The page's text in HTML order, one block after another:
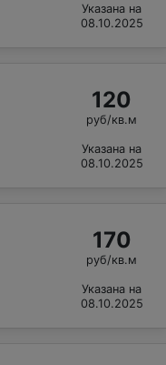
Указана на
08.10.2025
120
руб/кв.м
Указана на
08.10.2025
170
руб/кв.м
Указана на
08.10.2025